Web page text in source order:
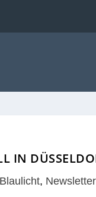
IN
, Newsletter